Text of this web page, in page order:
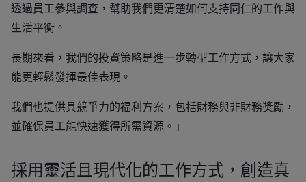
透過員工參與調查，幫助我們更清楚如何支持同仁的工作與
生活平衡。
長期來看，我們的投資策略是進一步轉型工作方式，讓大家
能更輕鬆發揮最佳表現。
我們也提供具競爭力的福利方案，包括財務與非財務獎勵，
並確保員工能快速獲得所需資源。」
採用靈活且現代化的工作方式，創造真